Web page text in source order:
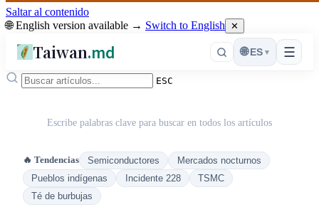
Saltar al contenido
🌐 English version available → Switch to English ✕
Taiwan.md ☰
🌐 ES ▾
ESC
Escribe palabras clave para buscar en todos los artículos
🔥 Tendencias Semiconductores
Mercados nocturnos
Pueblos indígenas
Incidente 228
TSMC
Té de burbujas